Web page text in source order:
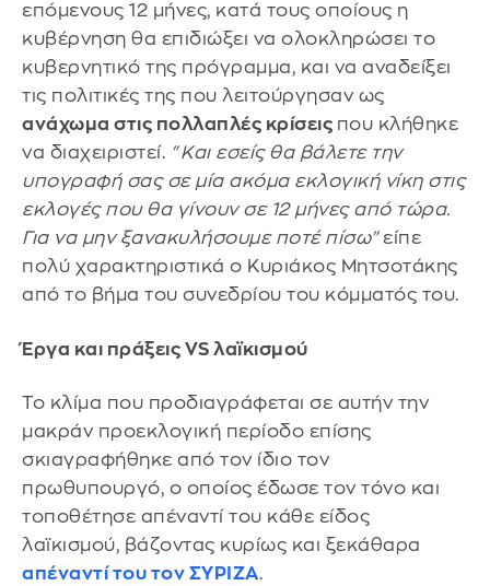
επόμενους 12 μήνες, κατά τους οποίους η
κυβέρνηση θα επιδιώξει να ολοκληρώσει το
κυβερνητικό της πρόγραμμα, και να αναδείξει
τις πολιτικές της που λειτούργησαν ως
ανάχωμα στις πολλαπλές κρίσεις που κλήθηκε
να διαχειριστεί. "Και εσείς θα βάλετε την
υπογραφή σας σε μία ακόμα εκλογική νίκη στις
εκλογές που θα γίνουν σε 12 μήνες από τώρα.
Για να μην ξανακυλήσουμε ποτέ πίσω"είπε
πολύ χαρακτηριστικά ο Κυριάκος Μητσοτάκης
από το βήμα του συνεδρίου του κόμματός του.
Έργα και πράξεις VS λαϊκισμού
Το κλίμα που προδιαγράφεται σε αυτήν την
μακράν προεκλογική περίοδο επίσης
σκιαγραφήθηκε από τον ίδιο τον
πρωθυπουργό, ο οποίος έδωσε τον τόνο και
τοποθέτησε απέναντί του κάθε είδος
λαϊκισμού, βάζοντας κυρίως και ξεκάθαρα
απέναντί του τον ΣΥΡΙΖΑ.